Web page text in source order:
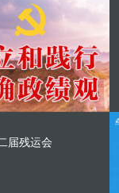
届残运会